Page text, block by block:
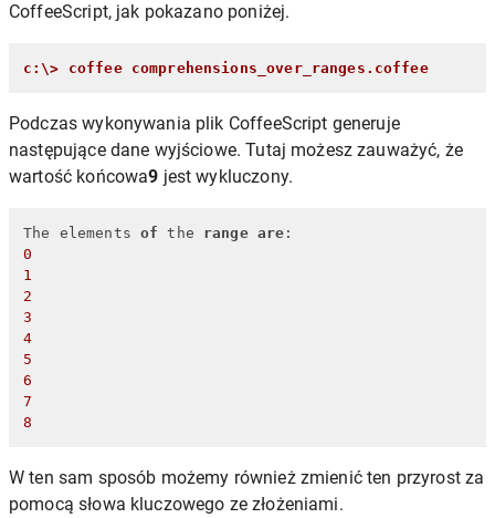
CoffeeScript, jak pokazano poniżej.
c:\> coffee comprehensions_over_ranges.coffee
Podczas wykonywania plik CoffeeScript generuje
następujące dane wyjściowe. Tutaj możesz zauważyć, że
wartość końcowa9 jest wykluczony.
The elements of the range are
0
1
2
3
4
5
6
7
8
W ten sam sposób możemy również zmienić ten przyrost za
pomocą słowa kluczowego ze złożeniami.